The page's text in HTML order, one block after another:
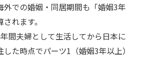
外での婚姻・同居期間も「婚姻3年
れます。
間夫婦として生活してから日本に
た時点でパーツ1（婚姻3年以上）